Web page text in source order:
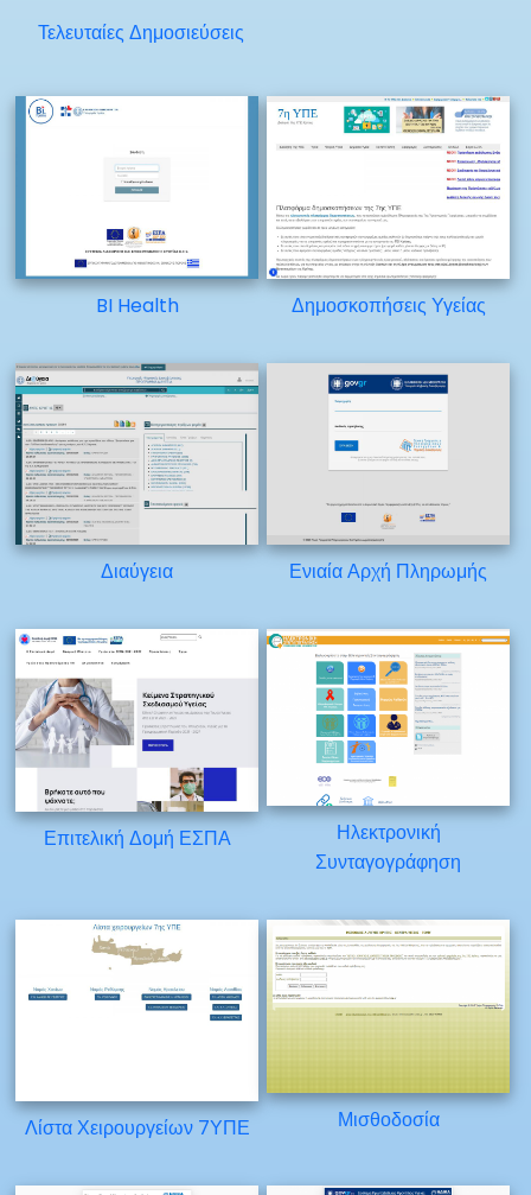
Τελευταίες Δημοσιεύσεις
BI Health Δημοσκοπήσεις Υγείας
Διαύγεια Ενιαία Αρχή Πληρωμής
Επιτελική Δομή ΕΣΠΑ
Ηλεκτρονική
Συνταγογράφηση
Λίστα Χειρουργείων 7ΥΠΕ Μισθοδοσία